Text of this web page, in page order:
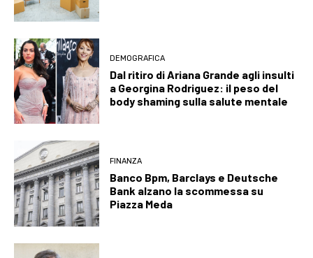
DEMOGRAFICA
Dal ritiro di Ariana Grande agli insulti
a Georgina Rodriguez: il peso del
body shaming sulla salute mentale
FINANZA
Banco Bpm, Barclays e Deutsche
Bank alzano la scommessa su
Piazza Meda